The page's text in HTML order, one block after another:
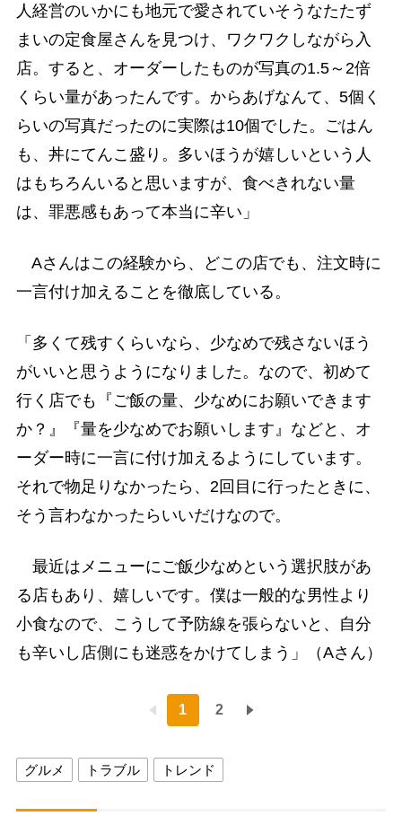
人経営のいかにも地元で愛されていそうなたたず
まいの定食屋さんを見つけ、ワクワクしながら入
店。すると、オーダーしたものが写真の1.5～2倍
くらい量があったんです。からあげなんて、5個く
らいの写真だったのに実際は10個でした。ごはん
も、丼にてんこ盛り。多いほうが嬉しいという人
はもちろんいると思いますが、食べきれない量
は、罪悪感もあって本当に辛い」
Aさんはこの経験から、どこの店でも、注文時に
一言付け加えることを徹底している。
「多くて残すくらいなら、少なめで残さないほう
がいいと思うようになりました。なので、初めて
行く店でも『ご飯の量、少なめにお願いできます
か？』『量を少なめでお願いします』などと、オ
ーダー時に一言に付け加えるようにしています。
それで物足りなかったら、2回目に行ったときに、
そう言わなかったらいいだけなので。
最近はメニューにご飯少なめという選択肢があ
る店もあり、嬉しいです。僕は一般的な男性より
小食なので、こうして予防線を張らないと、自分
も辛いし店側にも迷惑をかけてしまう」（Aさん）
1 2
グルメ トラブル トレンド